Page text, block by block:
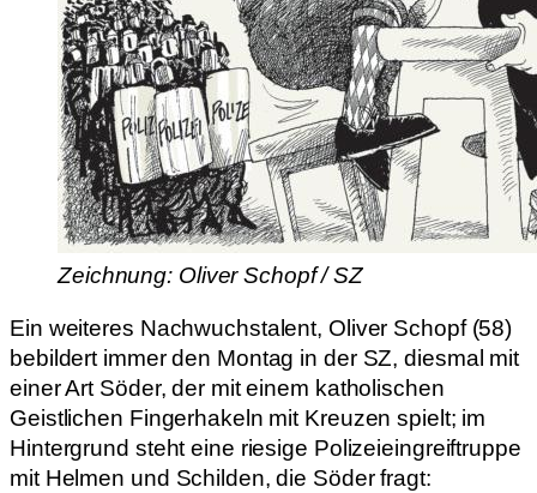
Zeichnung: Oliver Schopf / SZ
Ein weiteres Nachwuchstalent, Oliver Schopf (58)
bebildert immer den Montag in der SZ, diesmal mit
einer Art Söder, der mit einem katholischen
Geistlichen Fingerhakeln mit Kreuzen spielt; im
Hintergrund steht eine riesige Polizeieingreiftruppe
mit Helmen und Schilden, die Söder fragt: